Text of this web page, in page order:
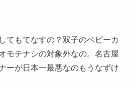
てもてなすの？双子のベビーカ
モテナシの対象外なの。名古屋
ーが日本一最悪なのもうなずけ